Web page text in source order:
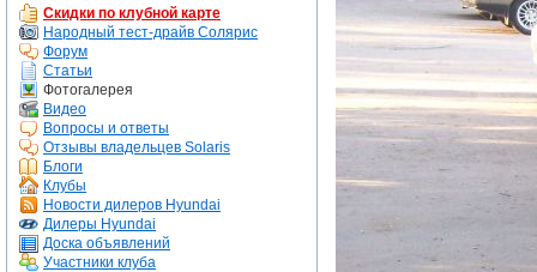
Скидки по клубной карте
Народный тест-драйв Солярис
Форум
Статьи
Фотогалерея
Видео
Вопросы и ответы
Отзывы владельцев Solaris
Блоги
Клубы
Новости дилеров Hyundai
Дилеры Hyundai
Доска объявлений
Участники клуба